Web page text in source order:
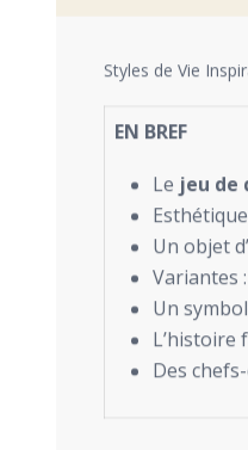
Styles de Vie
EN BREF
Le jeu de
Un objet d’
Variantes
Un
L’histoire
Des